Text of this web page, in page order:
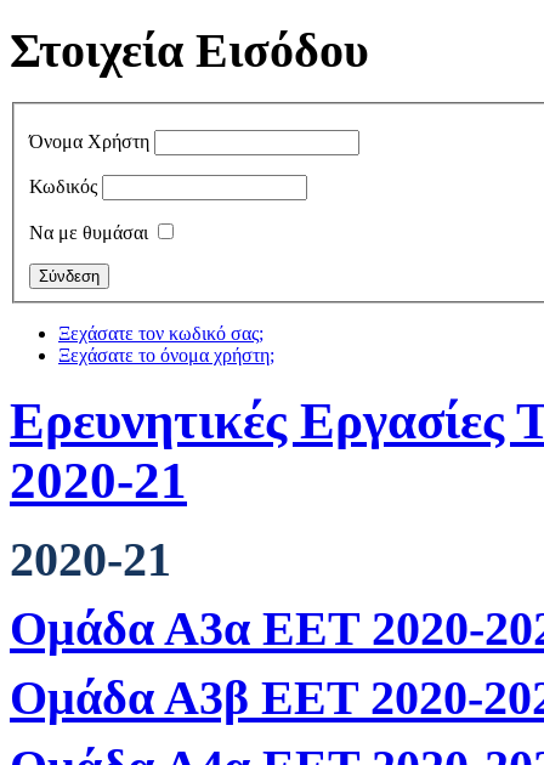
Στοιχεία Εισόδου
Όνομα Χρήστη
Κωδικός
Να με θυμάσαι
Ξεχάσατε τον κωδικό σας;
Ξεχάσατε το όνομα χρήστη;
Ερευνητικές
2020-21
2020-21
Ομάδα Α3α ΕΕΤ 2020-
Ομάδα Α3β ΕΕΤ 2020-